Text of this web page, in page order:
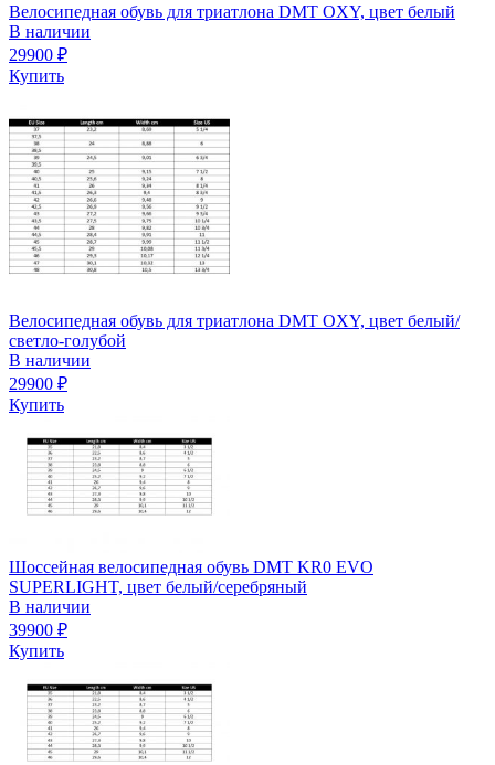
Велосипедная обувь для триатлона DMT OXY, цвет белый
В наличии
29900 ₽
Купить
Велосипедная обувь для триатлона DMT OXY, цвет белый/
светло-голубой
В наличии
29900 ₽
Купить
Шоссейная велосипедная обувь DMT KR0 EVO
SUPERLIGHT, цвет белый/серебряный
В наличии
39900 ₽
Купить